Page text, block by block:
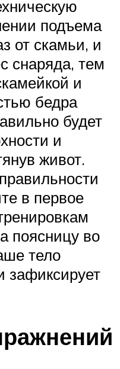
подъема
от скамьи, и
снаряда, тем
и
бедра
будет
и
живот.
в первое
поясницу во
тело
зафиксирует